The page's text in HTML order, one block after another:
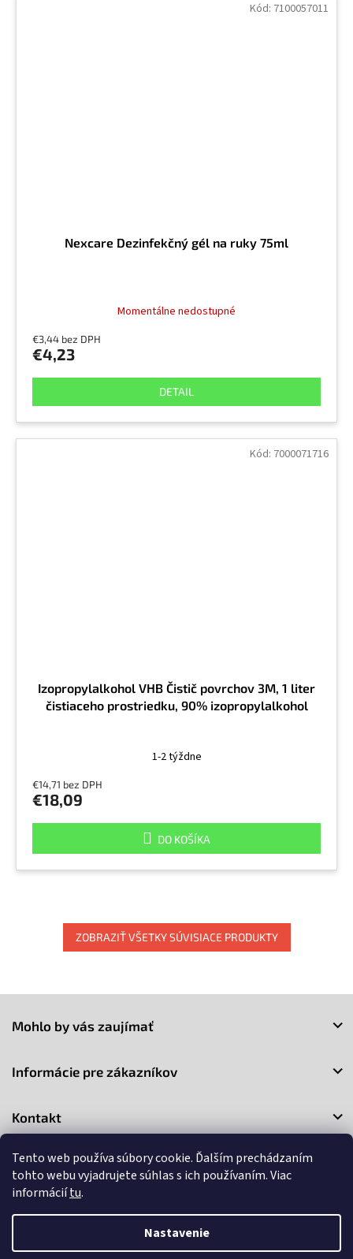
Tento web používa súbory cookie. Ďalším prechádzaním
tohto webu vyjadrujete súhlas s ich používaním. Viac
informáciítu.
Nastavenie
Nexcare Dezinfekčný gél na ruky 75ml
Momentálne nedostupné
€3,44 bez DPH
€4,23
DETAIL
Kód: 7100057011
Izopropylalkohol VHB Čistič povrchov 3M, 1 liter
čistiaceho prostriedku, 90% izopropylalkohol
1-2 týždne
€14,71 bez DPH
€18,09
DO KOŠÍKA
Kód: 7000071716
ZOBRAZIŤ VŠETKY SÚVISIACE PRODUKTY
Mohlo by vás zaujímať
Informácie pre zákazníkov
Kontakt
3Market . Všetky práva vyhradené.
nastavenie cookies